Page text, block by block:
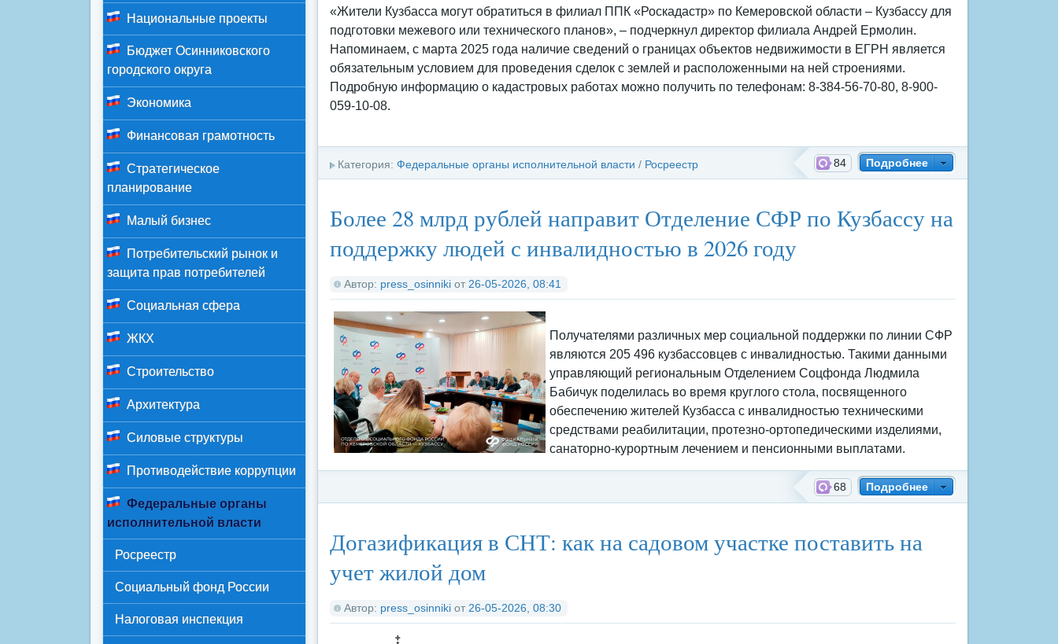
«Жители Кузбасса могут обратиться в филиал ППК «Роскадастр» по Кемеровской области – Кузбассу для
подготовки межевого или технического планов», – подчеркнул директор филиала Андрей Ермолин.
Напоминаем, с марта 2025 года наличие сведений о границах объектов недвижимости в ЕГРН является
обязательным условием для проведения сделок с землей и расположенными на ней строениями.
Подробную информацию о кадастровых работах можно получить по телефонам: 8-384-56-70-80, 8-900-
059-10-08.
Подробнее
84
Категория: Федеральные органы исполнительной власти / Росреестр
Более 28 млрд рублей направит Отделение СФР по Кузбассу на
поддержку людей с инвалидностью в 2026 году
Автор: press_osinniki от 26-05-2026, 08:41
Получателями различных мер социальной поддержки по линии СФР
являются 205 496 кузбассовцев с инвалидностью. Такими данными
управляющий региональным Отделением Соцфонда Людмила
Бабичук поделилась во время круглого стола, посвященного
обеспечению жителей Кузбасса с инвалидностью техническими
средствами реабилитации, протезно-ортопедическими изделиями,
санаторно-курортным лечением и пенсионными выплатами.
Подробнее
68
Догазификация в СНТ: как на садовом участке поставить на
учет жилой дом
Автор: press_osinniki от 26-05-2026, 08:30
Национальные проекты
Бюджет Осинниковского
городского округа
Экономика
Финансовая грамотность
Стратегическое
планирование
Малый бизнес
Потребительский рынок и
защита прав потребителей
Социальная сфера
ЖКХ
Строительство
Архитектура
Силовые структуры
Противодействие коррупции
Федеральные органы
исполнительной власти
Росреестр
Социальный фонд России
Налоговая инспекция